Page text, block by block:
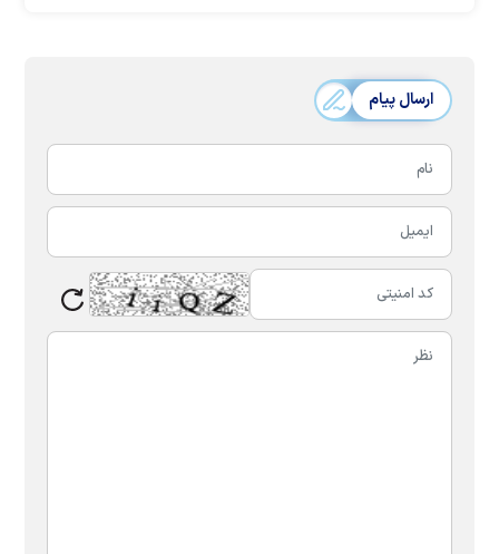
ارسال پیام